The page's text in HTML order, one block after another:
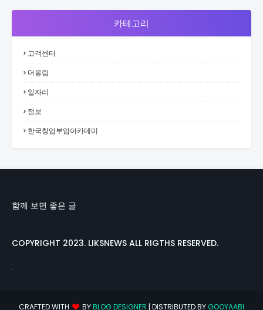
카테고리
고객센터
더올림
일자리
정보
한국창업부업아카데미
함께 보면 좋은 글
COPYRIGHT 2023. LIKSNEWS ALL RIGTHS RESERVED.
.
CRAFTED WITH BYBLOG DESIGNER | DISTRIBUTED BY GOOYAABI